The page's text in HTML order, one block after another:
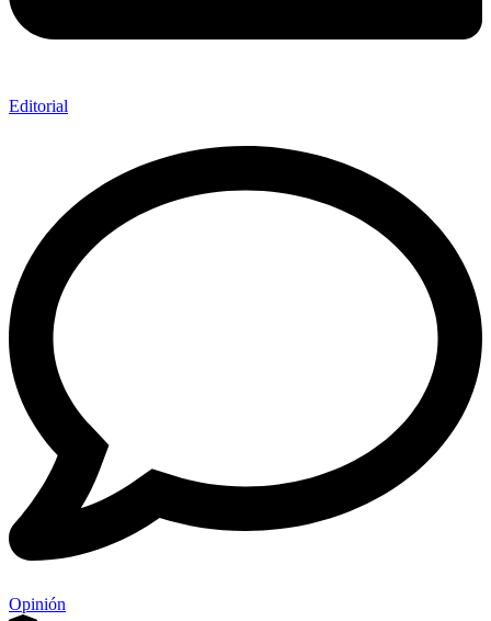
Editorial
Opinión